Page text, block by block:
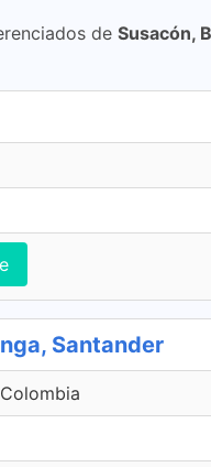
de Susacón,
Santander